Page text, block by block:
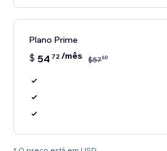
Plano Prime
$ 54 72/mês $5760